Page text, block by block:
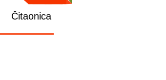
Čitaonica